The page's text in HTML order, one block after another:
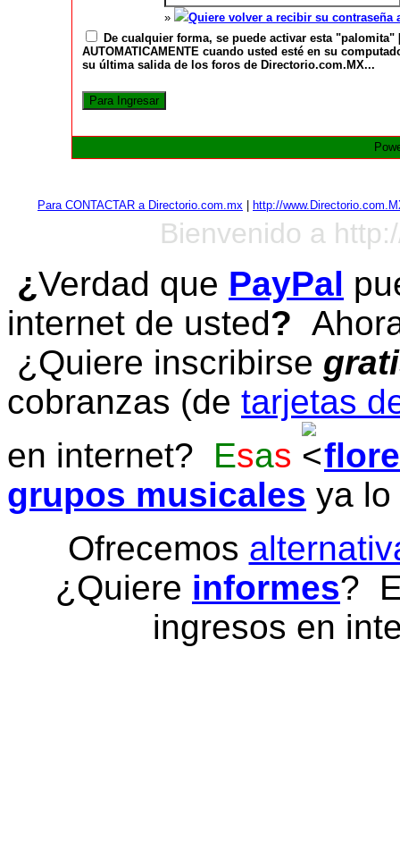
»
Quiere volver a recibir su
De cualquier forma, se puede activar esta
AUTOMATICAMENTE cuando usted esté en su
su última salida de los foros de Directorio.com.MX...
Para CONTACTAR a Directorio.com.mx http://
Bienvenido a
¿Verdad que PayPal
internet de usted?
¿Quiere inscribirse
cobranzas (de tarjetas
en internet? Esas
grupos musicales ya
Ofrecemos
¿Quiere informes?
ingresos en